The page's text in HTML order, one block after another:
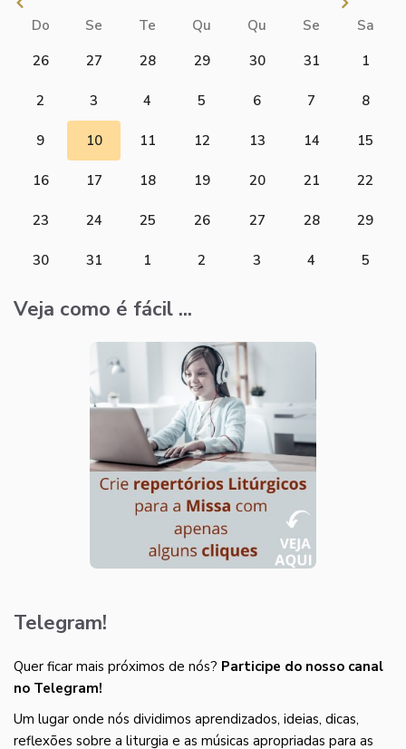
Do Se Te Qu Qu Se
Sa
26
27 28 29 30 31 1
2 3 4 5 6 7 8
9 10 11 12 13 14 15
16 17 18 19 20 21 22
23 24 25 26 27 28 29
30 31 1 2 3 4 5
Veja como é fácil ...
Telegram!
Quer ficar mais próximos de nós? Participe do nosso canal
no Telegram!
Um lugar onde nós dividimos aprendizados, ideias, dicas,
reflexões sobre a liturgia e as músicas apropriadas para as